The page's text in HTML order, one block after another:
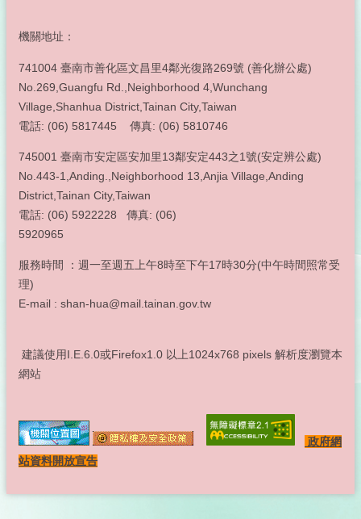
機關地址：
741004 臺南市善化區文昌里4鄰光復路269號 (善化辦公處)
No.269,Guangfu Rd.,Neighborhood 4,Wunchang
Village,Shanhua District,Tainan City,Taiwan
電話: (06) 5817445 傳真: (06) 5810746
745001 臺南市安定區安加里13鄰安定443之1號(安定辨公處)
No.443-1,Anding.,Neighborhood 13,Anjia Village,Anding
District,Tainan City,Taiwan
電話: (06) 5922228 傳真: (06)
5920965
服務時間 ：週一至週五上午8時至下午17時30分(中午時間照常受
理)
E-mail : shan-hua@mail.tainan.gov.tw
建議使用I.E.6.0或Firefox1.0 以上1024x768 pixels 解析度瀏覽本
網站
政府網
站資料開放宣告